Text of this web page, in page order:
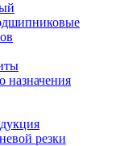
назначения
резки